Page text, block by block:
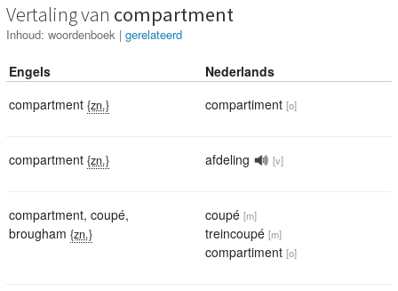
Vertaling van compartment
Inhoud: woordenboek | gerelateerd
Engels
Nederlands
compartment {zn.} compartiment [o]
compartment {zn.} afdeling [v]
compartment, coupé,
brougham {zn.}
coupé [m]
treincoupé [m]
compartiment [o]